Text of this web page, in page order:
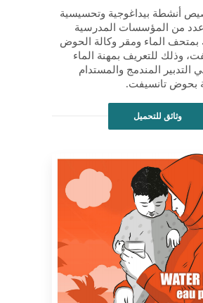
أنشطة بيداغوجية وتحسيسية
عدد من المؤسسات المدرسية
الماء ومقر وكالة الحوض
وذلك للتعريف بمهنة الماء
التدبير المندمج والمستدام
بحوض تانسيفت.
وثائق للتحميل